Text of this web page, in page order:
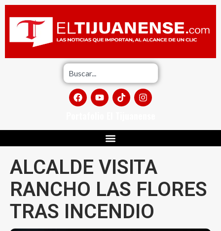
ALCALDE VISITA
RANCHO LAS FLORES
TRAS INCENDIO